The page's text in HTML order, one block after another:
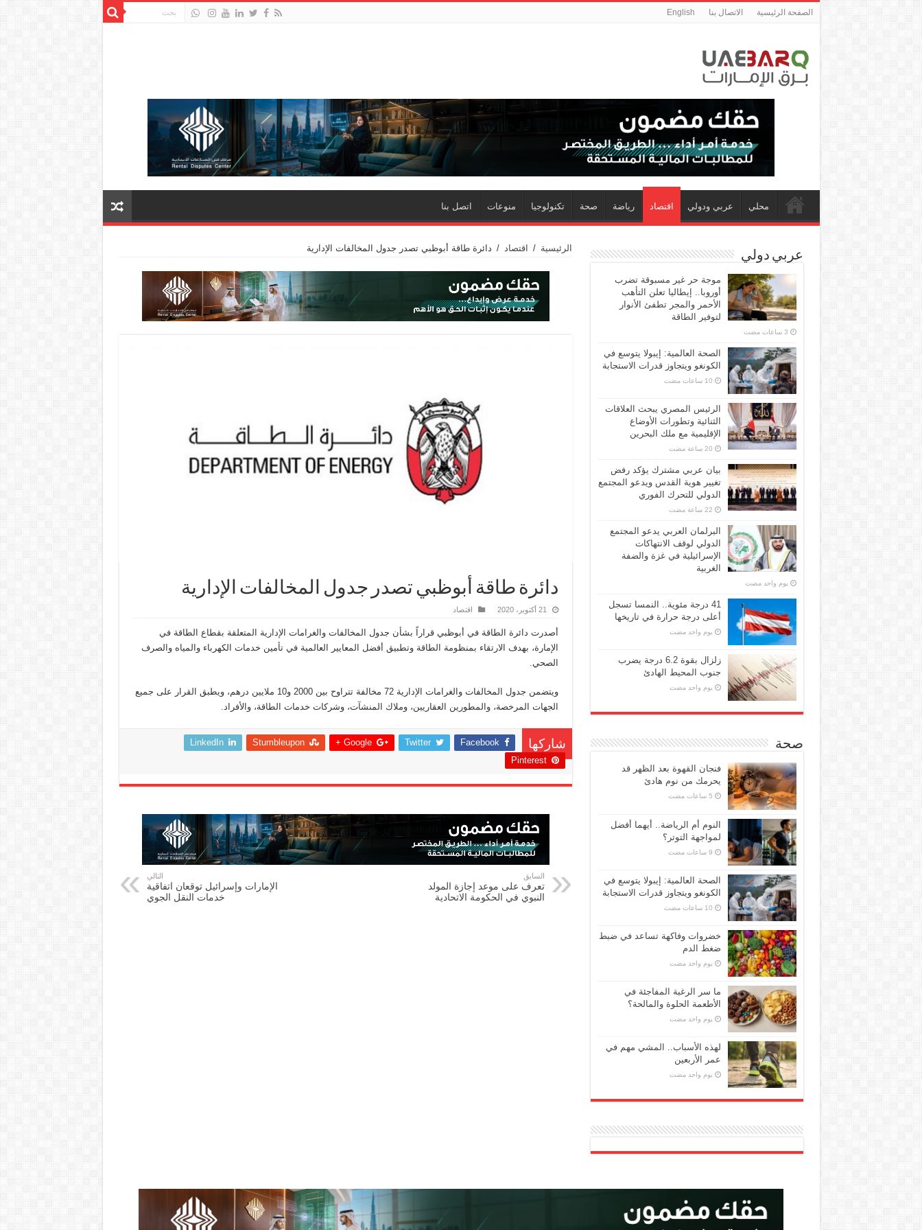
الصفحة الرئيسية الاتصال بنا English
محلي عربي ودولي اقتصاد رياضة صحة تكنولوجيا منوعات اتصل بنا
الرئيسية / اقتصاد / دائرة طاقة أبوظبي تصدر جدول المخالفات الإدارية
دائرة طاقة أبوظبي تصدر جدول المخالفات الإدارية
21 أكتوبر، 2020 اقتصاد
أصدرت دائرة الطاقة في أبوظبي قراراً بشأن جدول المخالفات والغرامات الإدارية المتعلقة بقطاع الطاقة في
الإمارة، بهدف الارتقاء بمنظومة الطاقة وتطبيق أفضل المعايير العالمية في تأمين خدمات الكهرباء والمياه والصرف
الصحي.
ويتضمن جدول المخالفات والغرامات الإدارية 72 مخالفة تتراوح بين 2000 و10 ملايين درهم، ويطبق القرار على جميع
الجهات المرخصة، والمطورين العقاريين، وملاك المنشآت، وشركات خدمات الطاقة، والأفراد.
شاركها Facebook
Twitter
Google +
Stumbleupon
LinkedIn
Pinterest
السابق
تعرف على موعد إجازة المولد
النبوي في الحكومة الاتحادية
التالي
الإمارات وإسرائيل توقعان اتفاقية
خدمات النقل الجوي
عربي دولي
موجة حر غير مسبوقة تضرب
أوروبا.. إيطاليا تعلن التأهب
الأحمر والمجر تطفئ الأنوار
لتوفير الطاقة
الصحة العالمية: إيبولا يتوسع في
الكونغو ويتجاوز قدرات الاستجابة
الرئيس المصري يبحث العلاقات
الثنائية وتطورات الأوضاع
الإقليمية مع ملك البحرين
بيان عربي مشترك يؤكد رفض
تغيير هوية القدس ويدعو المجتمع
الدولي للتحرك الفوري
البرلمان العربي يدعو المجتمع
الدولي لوقف الانتهاكات
الإسرائيلية في غزة والضفة
الغربية
‏يوم واحد مضت
41 درجة مئوية.. النمسا تسجل
أعلى درجة حرارة في تاريخها
‏يوم واحد مضت
زلزال بقوة 6.2 درجة يضرب
جنوب المحيط الهادئ
‏يوم واحد مضت
صحة
فنجان القهوة بعد الظهر قد
يحرمك من نوم هادئ
النوم أم الرياضة.. أيهما أفضل
لمواجهة التوتر؟
الصحة العالمية: إيبولا يتوسع في
الكونغو ويتجاوز قدرات الاستجابة
خضروات وفاكهة تساعد في ضبط
ضغط الدم
‏يوم واحد مضت
ما سر الرغبة المفاجئة في
الأطعمة الحلوة والمالحة؟
‏يوم واحد مضت
لهذه الأسباب.. المشي مهم في
عمر الأربعين
‏يوم واحد مضت